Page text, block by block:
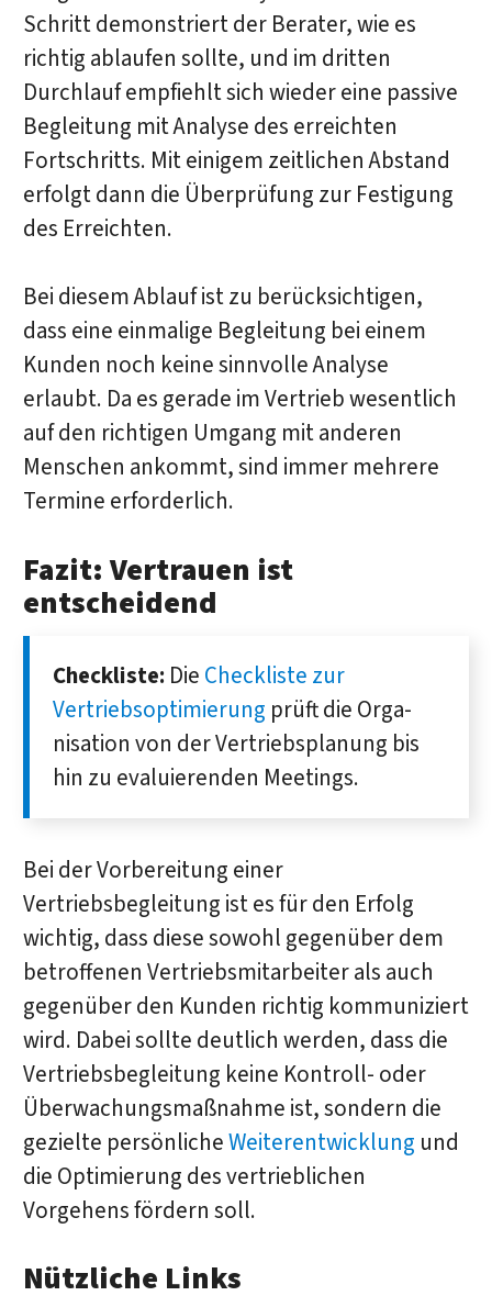
Schritt demonstriert der Berater, wie es
richtig ablaufen sollte, und im dritten
Durchlauf empfiehlt sich wieder eine passive
Begleitung mit Analyse des erreichten
Fortschritts. Mit einigem zeitlichen Abstand
erfolgt dann die Überprüfung zur Festigung
des Erreichten.
Bei diesem Ablauf ist zu berücksichtigen,
dass eine einmalige Begleitung bei einem
Kunden noch keine sinnvolle Analyse
erlaubt. Da es gerade im Vertrieb wesentlich
auf den richtigen Umgang mit anderen
Menschen ankommt, sind immer mehrere
Termine erforderlich.
Fazit: Vertrauen ist
entscheidend
Checkliste: Die Checkliste zur
Vertriebs­optimierung prüft die Orga­
nisa­tion von der Vertriebs­planung bis
hin zu evaluie­renden Meetings.
Bei der Vorbereitung einer
Vertriebsbegleitung ist es für den Erfolg
wichtig, dass diese sowohl gegenüber dem
betroffenen Vertriebsmitarbeiter als auch
gegenüber den Kunden richtig kommuniziert
wird. Dabei sollte deutlich werden, dass die
Vertriebsbegleitung keine Kontroll- oder
Überwachungsmaßnahme ist, sondern die
gezielte persönlicheWeiterentwicklung und
die Optimierung des vertrieblichen
Vorgehens fördern soll.
Nützliche Links